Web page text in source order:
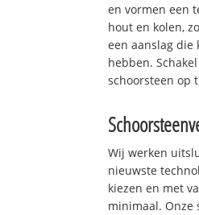
en vormen een
hout en kolen,
een aanslag die
hebben.
schoorsteen op
Wij werken
nieuwste
kiezen en met
minimaal. Onze